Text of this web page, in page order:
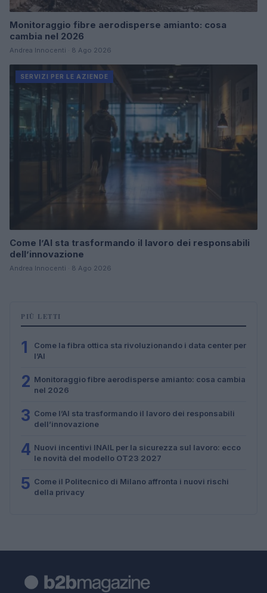
Monitoraggio fibre aerodisperse amianto: cosa
cambia nel 2026
Andrea Innocenti · 8 Ago 2026
SERVIZI PER LE AZIENDE
Come l’AI sta trasformando il lavoro dei responsabili
dell’innovazione
Andrea Innocenti · 8 Ago 2026
PIÙ LETTI
1
Come la fibra ottica sta rivoluzionando i data center per
l’AI
2 Monitoraggio fibre aerodisperse amianto: cosa cambia
nel 2026
3 Come l’AI sta trasformando il lavoro dei responsabili
dell’innovazione
4 Nuovi incentivi INAIL per la sicurezza sul lavoro: ecco
le novità del modello OT23 2027
5 Come il Politecnico di Milano affronta i nuovi rischi
della privacy